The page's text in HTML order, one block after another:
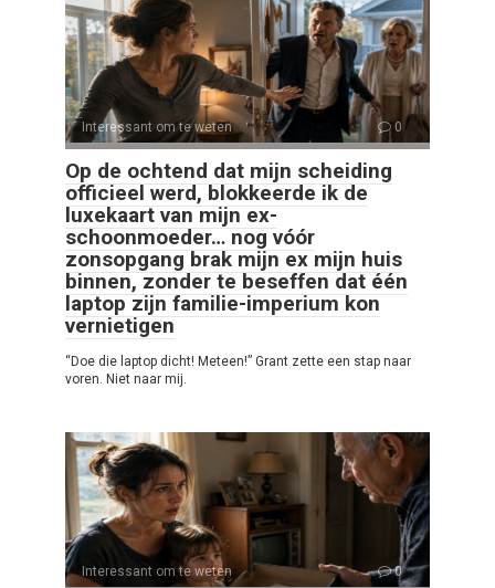
Interessant om te weten 0
Op de ochtend dat mijn scheiding
officieel werd, blokkeerde ik de
luxekaart van mijn ex-
schoonmoeder… nog vóór
zonsopgang brak mijn ex mijn huis
binnen, zonder te beseffen dat één
laptop zijn familie-imperium kon
vernietigen
“Doe die laptop dicht! Meteen!” Grant zette een stap naar
voren. Niet naar mij.
Interessant om te weten 0